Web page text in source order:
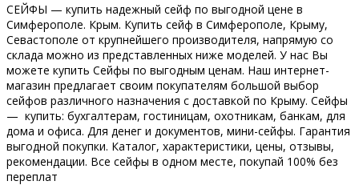
СЕЙФЫ — купить надежный сейф по выгодной цене в
Симферополе. Крым. Купить сейф в Симферополе, Крыму,
Севастополе от крупнейшего производителя, напрямую со
склада можно из представленных ниже моделей. У нас Вы
можете купить Сейфы по выгодным ценам. Наш интернет-
магазин предлагает своим покупателям большой выбор
сейфов различного назначения с доставкой по Крыму. Сейфы
— купить: бухгалтерам, гостиницам, охотникам, банкам, для
дома и офиса. Для денег и документов, мини-сейфы. Гарантия
выгодной покупки. Каталог, характеристики, цены, отзывы,
рекомендации. Все сейфы в одном месте, покупай 100% без
переплат